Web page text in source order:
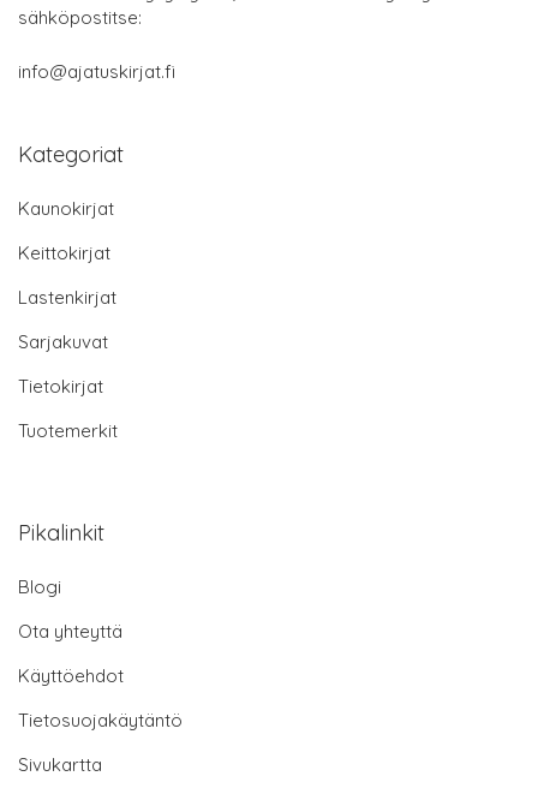
sähköpostitse:
info@ajatuskirjat.fi
Kategoriat
Kaunokirjat
Keittokirjat
Lastenkirjat
Sarjakuvat
Tietokirjat
Tuotemerkit
Pikalinkit
Blogi
Ota yhteyttä
Käyttöehdot
Tietosuojakäytäntö
Sivukartta